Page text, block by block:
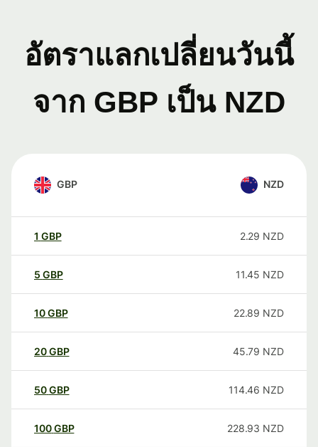
อัตราแลกเปลี่ยนวันนี้
จาก GBP เป็น NZD
GBP NZD
1 GBP 2.29 NZD
5 GBP 11.45 NZD
10GBP 22.89 NZD
20GBP 45.79 NZD
50GBP 114.46 NZD
100GBP 228.93 NZD